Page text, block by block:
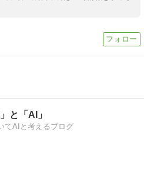
と「AI」
てAIと考えるブログ